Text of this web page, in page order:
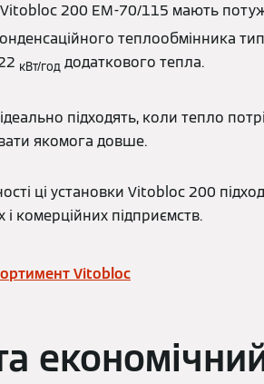
Vitobloc 200 EM-70/115 мають
теплообмінника
кВт/год додаткового тепла.
підходять, коли тепло
якомога довше.
ці установки Vitobloc 200
і комерційних підприємств.
Vitobloc